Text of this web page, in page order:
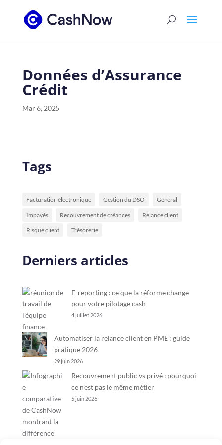
Données d’Assurance
Crédit
Mar 6, 2025
Tags
Facturation électronique Gestion du DSO Général
Impayés Recouvrement de créances Relance client
Risque client Trésorerie
Derniers articles
E-reporting : ce que la réforme change
pour votre pilotage cash
4 juillet 2026
Automatiser la relance client en PME : guide
pratique 2026
29 juin 2026
Recouvrement public vs privé : pourquoi
ce n’est pas le même métier
5 juin 2026